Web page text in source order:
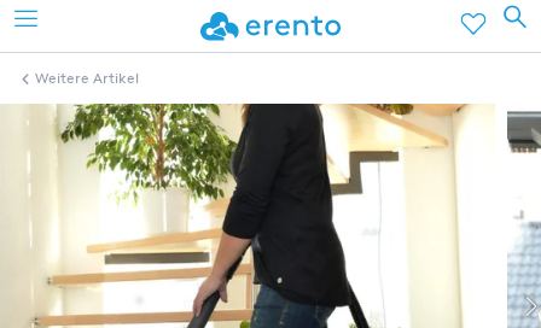
Weitere Artikel